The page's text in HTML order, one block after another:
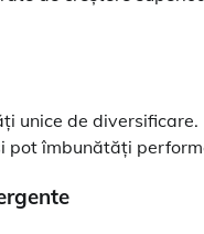
unice de
pot îmbunătăți